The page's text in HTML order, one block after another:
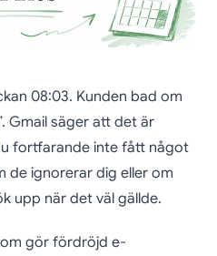
08:03. Kunden bad om
Gmail säger att det är
fortfarande inte fått något
de ignorerar dig eller om
upp när det väl gällde.
gör fördröjd e-